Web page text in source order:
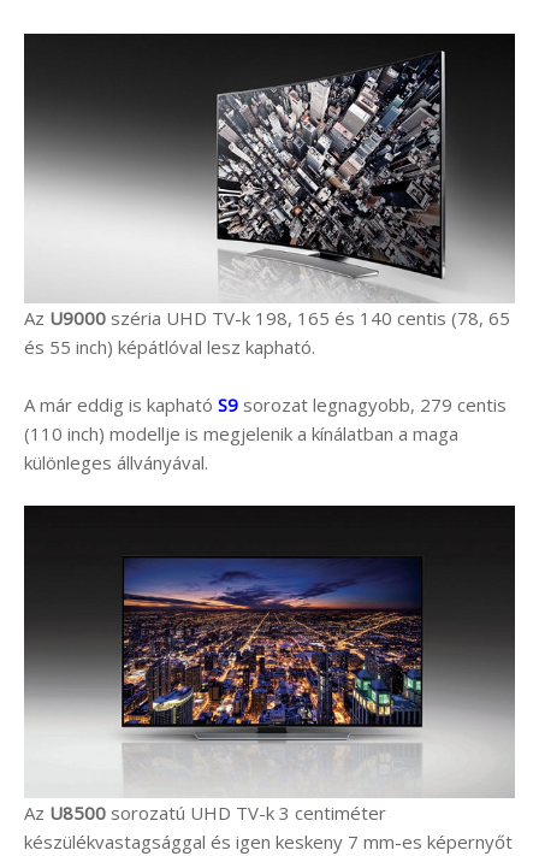
Az U9000 széria UHD TV-k 198, 165 és 140 centis (78, 65
és 55 inch) képátlóval lesz kapható.
A már eddig is kapható S9 sorozat legnagyobb, 279 centis
(110 inch) modellje is megjelenik a kínálatban a maga
különleges állványával.
Az U8500 sorozatú UHD TV-k 3 centiméter
készülékvastagsággal és igen keskeny 7 mm-es képernyőt